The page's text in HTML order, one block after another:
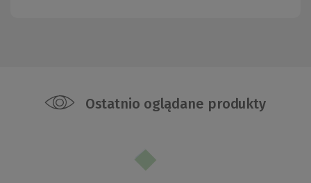
Ostatnio oglądane produkty